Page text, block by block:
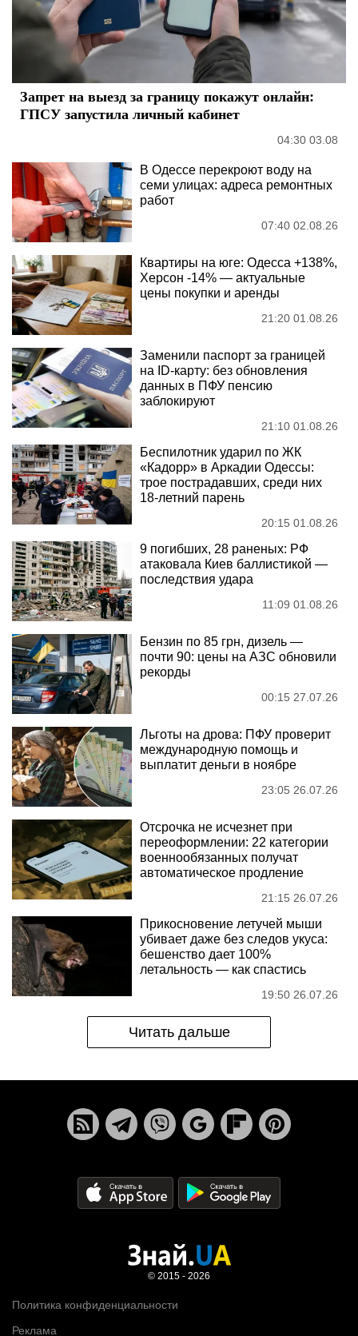
Запрет на выезд за границу покажут онлайн:
ГПСУ запустила личный кабинет
04:30 03.08
В Одессе перекроют воду на
семи улицах: адреса ремонтных
работ
07:40 02.08.26
Квартиры на юге: Одесса +138%,
Херсон -14% — актуальные
цены покупки и аренды
21:20 01.08.26
Заменили паспорт за границей
на ID-карту: без обновления
данных в ПФУ пенсию
заблокируют
21:10 01.08.26
Беспилотник ударил по ЖК
«Кадорр» в Аркадии Одессы:
трое пострадавших, среди них
18-летний парень
20:15 01.08.26
9 погибших, 28 раненых: РФ
атаковала Киев баллистикой —
последствия удара
11:09 01.08.26
Бензин по 85 грн, дизель —
почти 90: цены на АЗС обновили
рекорды
00:15 27.07.26
Льготы на дрова: ПФУ проверит
международную помощь и
выплатит деньги в ноябре
23:05 26.07.26
Отсрочка не исчезнет при
переоформлении: 22 категории
военнообязанных получат
автоматическое продление
21:15 26.07.26
Прикосновение летучей мыши
убивает даже без следов укуса:
бешенство дает 100%
летальность — как спастись
19:50 26.07.26
Читать дальше
Политика конфиденциальности
Реклама
© 2015 - 2026